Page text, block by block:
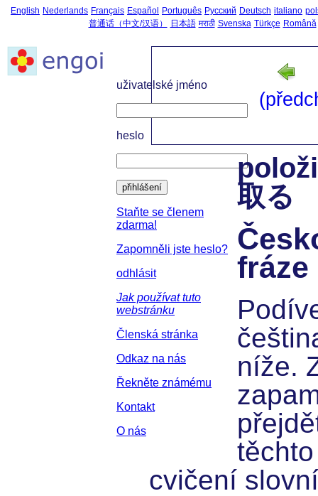
English Nederlands Français Español Português Русский Deutsch italiano
普通话（中文/汉语）
日本語 मराठी Svenska Türkçe Română
uživatelské jméno
heslo
přihlášení
Staňte se členem
zdarma!
Zapomněli jste heslo?
odhlásit
Jak používat tuto
webstránku
Členská stránka
Odkaz na nás
Řekněte známému
Kontakt
O nás
取る
fráze
níže.
cvičení